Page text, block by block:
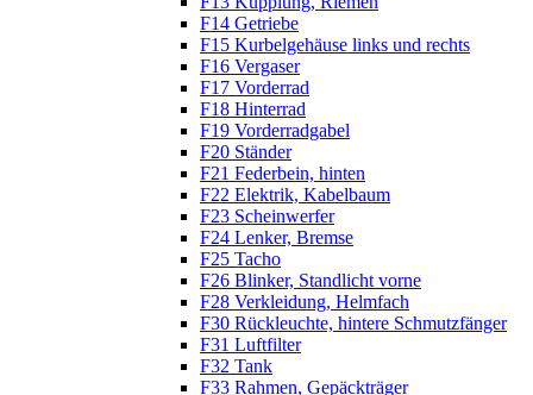
F14 Getriebe
F15 Kurbelgehäuse links und rechts
F16 Vergaser
F17 Vorderrad
F18 Hinterrad
F19 Vorderradgabel
F20 Ständer
F21 Federbein, hinten
F22 Elektrik, Kabelbaum
F23 Scheinwerfer
F24 Lenker, Bremse
F25 Tacho
F26 Blinker, Standlicht vorne
F28 Verkleidung, Helmfach
F30 Rückleuchte, hintere Schmutzfänger
F31 Luftfilter
F32 Tank
F33 Rahmen, Gepäckträger